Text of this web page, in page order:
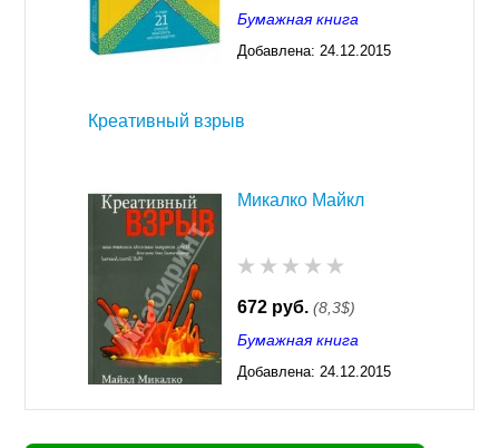
Бумажная книга
Добавлена: 24.12.2015
Креативный взрыв
Микалко Майкл
672 руб. (8,3$)
Бумажная книга
Добавлена: 24.12.2015